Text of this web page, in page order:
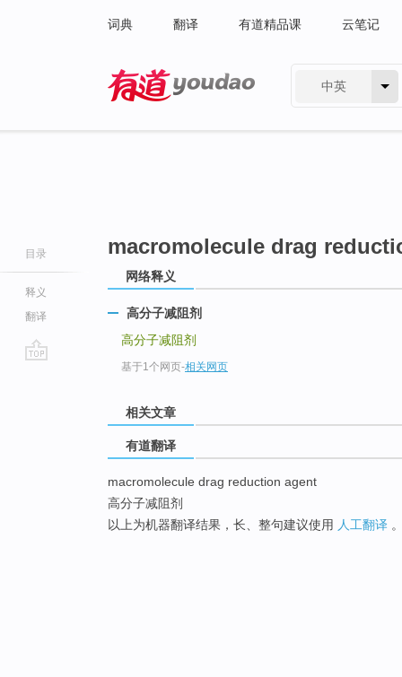
词典 翻译 有道精品课 云笔记
中英
目录
释义
翻译
macromolecule drag
网络释义
高分子减阻剂
高分子减阻剂
基于1个网页-相关网页
相关文章
有道翻译
macromolecule drag reduction agent
高分子减阻剂
以上为机器翻译结果，长、整句建议使用 人工翻译